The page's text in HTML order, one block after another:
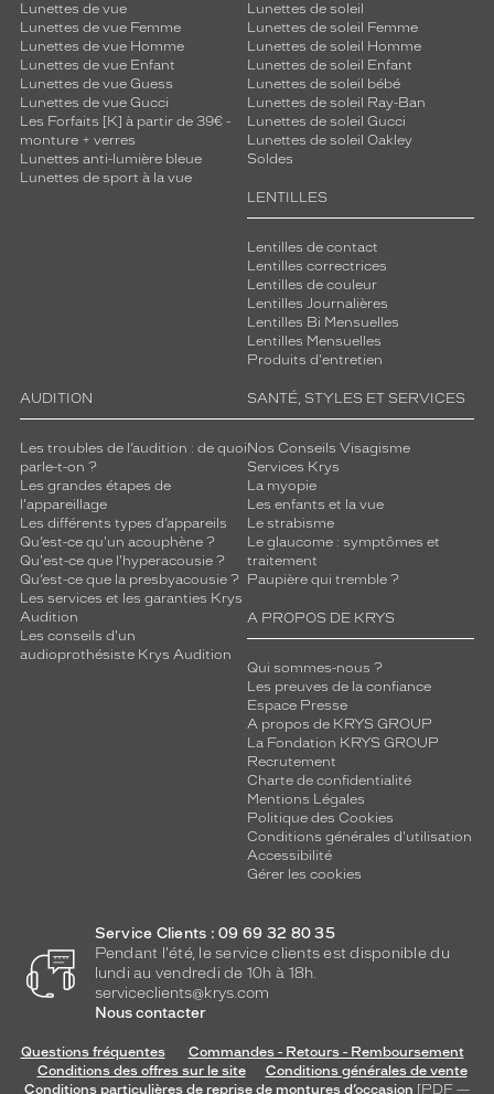
Lunettes de vue
Lunettes de vue Femme
Lunettes de vue Homme
Lunettes de vue Enfant
Lunettes de vue Guess
Lunettes de vue Gucci
Les Forfaits [K] à partir de 39€ -
monture + verres
Lunettes anti-lumière bleue
Lunettes de sport à la vue
Lunettes de soleil
Lunettes de soleil Femme
Lunettes de soleil Homme
Lunettes de soleil Enfant
Lunettes de soleil bébé
Lunettes de soleil Ray-Ban
Lunettes de soleil Gucci
Lunettes de soleil Oakley
Soldes
LENTILLES
Lentilles de contact
Lentilles correctrices
Lentilles de couleur
Lentilles Journalières
Lentilles Bi Mensuelles
Lentilles Mensuelles
Produits d'entretien
AUDITION
Les troubles de l’audition : de quoi
parle-t-on ?
Les grandes étapes de
l'appareillage
Les différents types d’appareils
Qu’est-ce qu'un acouphène ?
Qu'est-ce que l'hyperacousie ?
Qu’est-ce que la presbyacousie ?
Les services et les garanties Krys
Audition
Les conseils d'un
audioprothésiste Krys Audition
SANTÉ, STYLES ET SERVICES
Nos Conseils Visagisme
Services Krys
La myopie
Les enfants et la vue
Le strabisme
Le glaucome : symptômes et
traitement
Paupière qui tremble ?
A PROPOS DE KRYS
Qui sommes-nous ?
Les preuves de la confiance
Espace Presse
A propos de KRYS GROUP
La Fondation KRYS GROUP
Recrutement
Charte de confidentialité
Mentions Légales
Politique des Cookies
Conditions générales d'utilisation
Accessibilité
Gérer les cookies
Service Clients : 09 69 32 80 35
Pendant l'été, le service clients est disponible du
lundi au vendredi de 10h à 18h.
serviceclients@krys.com
Nous contacter
Questions fréquentes
Commandes - Retours - Remboursement
Conditions des offres sur le site
Conditions générales de vente
Conditions particulières de reprise de montures d’occasion [PDF —